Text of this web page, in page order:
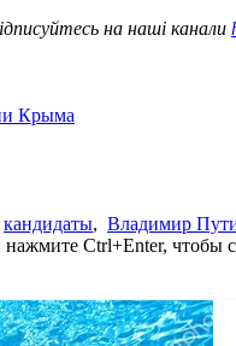
на наші канали
Крыма
кандидаты, Владимир
Ctrl+Enter, чтобы